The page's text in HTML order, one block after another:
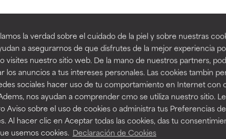
la verdad sobre el cuidado de la piel y sobre nuestras
a asegurarnos de que disfrutes de la mejor experiencia
visites nuestro sitio web. De la mano de nuestros partners,
los anuncios a tus intereses personales. Las cookies tambin
sociales hacer uso de tu comportamiento en Internet con
nos ayudan a comprender cmo se utiliza nuestro sitio.
Aviso sobre el uso de cookies o administra tus Preferencias de
Al hacer clic en Aceptar todas las cookies, das tu
usemos cookies. Declaración de Cookies
BACK TO SEARCH
to assess ingredients in this dictionary. Regulations
tan beneficiosos como los de la categoría excelente, suelen ser
la estabilidad o la absorción de una fórmula.
ciertas limitaciones en cuanto a su apariencia, estabilidad o
básicos o que no cuentan con suficiente respaldo científico.
algunos beneficios se recomienda evitarlo por su
tan beneficiosos como los de la categoría excelente, suelen ser
la estabilidad o la absorción de una fórmula.
ciertas limitaciones en cuanto a su apariencia, estabilidad o
básicos o que no cuentan con suficiente respaldo científico.
algunos beneficios se recomienda evitarlo por su